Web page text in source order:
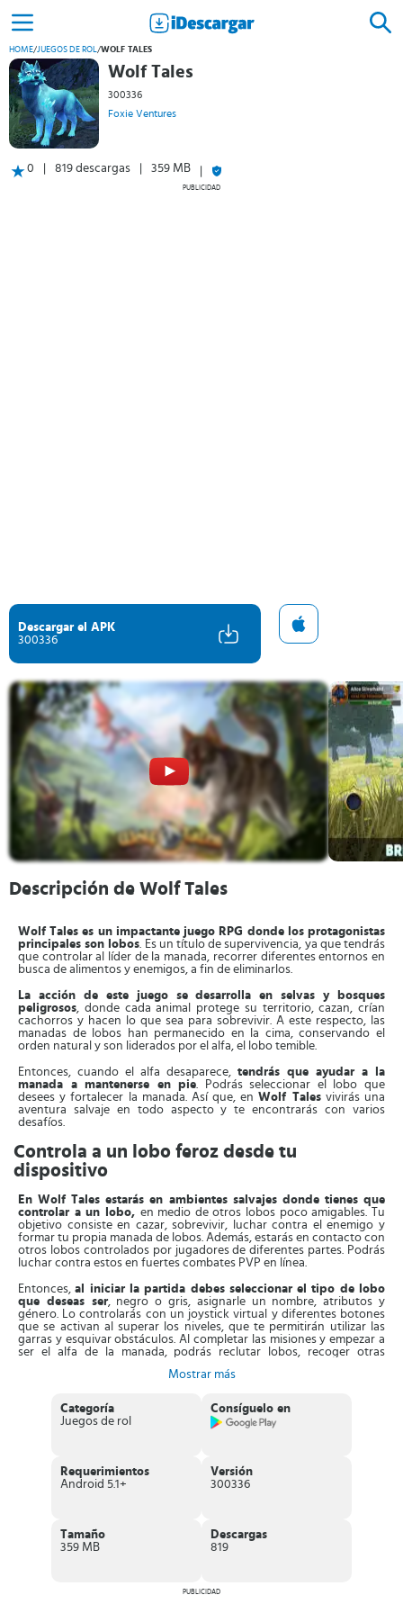
HOME/JUEGOS DE ROL/WOLF TALES
Wolf Tales
300336
Foxie Ventures
0 819 descargas 359 MB
PUBLICIDAD
Descargar el APK
300336
Descripción de Wolf Tales
Wolf Tales es un impactante juego RPG donde los protagonistas
principales son lobos. Es un título de supervivencia, ya que tendrás
que controlar al líder de la manada, recorrer diferentes entornos en
busca de alimentos y enemigos, a fin de eliminarlos.
La acción de este juego se desarrolla en selvas y bosques
peligrosos, donde cada animal protege su territorio, cazan, crían
cachorros y hacen lo que sea para sobrevivir. A este respecto, las
manadas de lobos han permanecido en la cima, conservando el
orden natural y son liderados por el alfa, el lobo temible.
Entonces, cuando el alfa desaparece, tendrás que ayudar a la
manada a mantenerse en pie. Podrás seleccionar el lobo que
desees y fortalecer la manada. Así que, enWolf Talesvivirás una
aventura salvaje en todo aspecto y te encontrarás con varios
desafíos.
Controla a un lobo feroz desde tu
dispositivo
En Wolf Tales estarás en ambientes salvajes donde tienes que
controlar a un lobo, en medio de otros lobos poco amigables. Tu
objetivo consiste en cazar, sobrevivir, luchar contra el enemigo y
formar tu propia manada de lobos. Además, estarás en contacto con
otros lobos controlados por jugadores de diferentes partes. Podrás
luchar contra estos en fuertes combates PVP en línea.
Entonces,al iniciar la partida debes seleccionar el tipo de lobo
que deseas ser, negro o gris, asignarle un nombre, atributos y
género. Lo controlarás con un joystick virtual y diferentes botones
que se activan al superar los niveles, que te permitirán utilizar las
garras y esquivar obstáculos. Al completar las misiones y empezar a
ser el alfa de la manada, podrás reclutar lobos, recoger otras
Estos enfrentamientos se realizan en línea en el modo
multijugador. Tienes que formar un equipo, cazar en el modo
cooperativo, combatir con las manadas enemigas y así podrás
héroe. Puedes escoger entre habilidades sencillas como formas de
ataque de fantasía y de sigilo para ocultarte en el bosque, así
puedes atacar cuando nadie lo espera.
que debes utilizar para construir una familia y criar cachorros. Posee
elementos realistas en el cuidado de los cachorros y formas de
Características de Wolf Tales
Mostrar más
Categoría
Juegos de rol
Consíguelo en
Requerimientos
Android 5.1+
Versión
300336
Tamaño
359 MB
Descargas
819
PUBLICIDAD